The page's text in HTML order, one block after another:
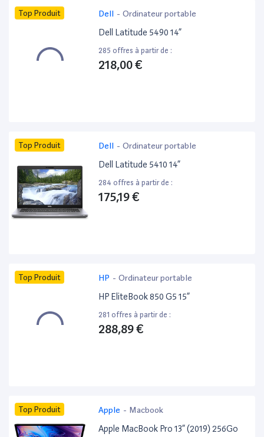
Top Produit Dell - Ordinateur portable
Dell Latitude 5490 14”
285 offres à partir de :
218,00 €
Top Produit Dell - Ordinateur portable
Dell Latitude 5410 14”
284 offres à partir de :
175,19 €
Top Produit HP - Ordinateur portable
HP EliteBook 850 G5 15”
281 offres à partir de :
288,89 €
Top Produit Apple - Macbook
Apple MacBook Pro 13” (2019) 256Go